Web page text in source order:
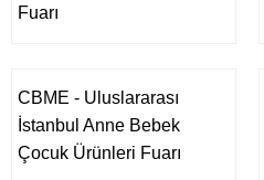
Fuarı
CBME - Uluslararası
İstanbul Anne Bebek
Çocuk Ürünleri Fuarı